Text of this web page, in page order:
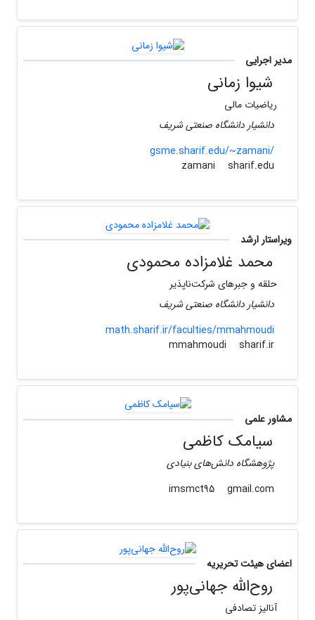
مدیر اجرایی
شیوا زمانی
ریاضیات مالی
دانشیار دانشگاه صنعتی شریف
gsme.sharif.edu/~zamani/
sharif.edu
ویراستار ارشد
محمد غلامزاده محمودی
حلقه و جبرهای شرکت‌ناپذیر
دانشیار دانشگاه صنعتی شریف
math.sharif.ir/faculties/mmahmoudi
mmahmoudi
sharif.ir
مشاور علمی
سیامک کاظمی
پژوهشگاه دانش‌های بنیادی
gmail.com
اعضای هیئت تحریریه
روح‌الله جهانی‌پور
آنالیز تصادفی